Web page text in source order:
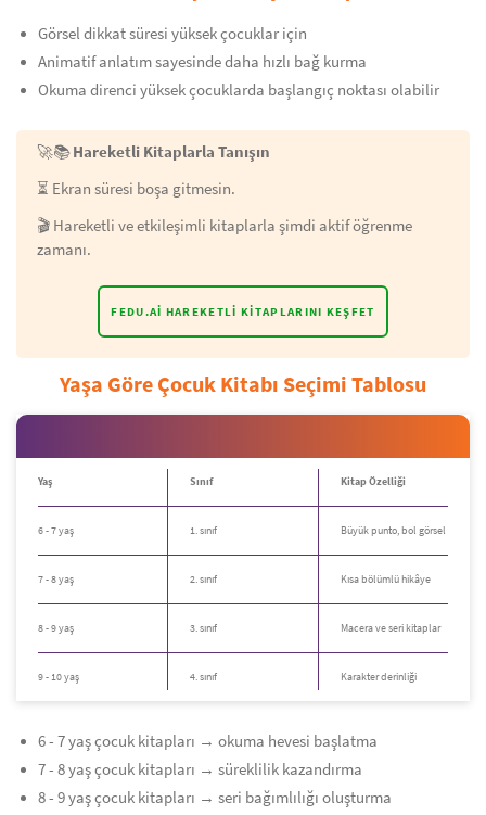
Görsel dikkat süresi yüksek çocuklar için
Animatif anlatım sayesinde daha hızlı bağ kurma
Okuma direnci yüksek çocuklarda başlangıç noktası olabilir
🚀📚Hareketli Kitaplarla Tanışın
⏳ Ekran süresi boşa gitmesin.
🎬 Hareketli ve etkileşimli kitaplarla şimdi aktif öğrenme
zamanı.
FEDU.AI HAREKETLI KITAPLARINI KEŞFET
Yaşa Göre Çocuk Kitabı Seçimi Tablosu
Yaş Sınıf Kitap Özelliği
6 - 7 yaş 1. sınıf Büyük punto, bol görsel
7 - 8 yaş 2. sınıf Kısa bölümlü hikâye
8 - 9 yaş 3. sınıf Macera ve seri kitaplar
9 - 10 yaş 4. sınıf Karakter derinliği
6 - 7 yaş çocuk kitapları → okuma hevesi başlatma
7 - 8 yaş çocuk kitapları → süreklilik kazandırma
8 - 9 yaş çocuk kitapları → seri bağımlılığı oluşturma